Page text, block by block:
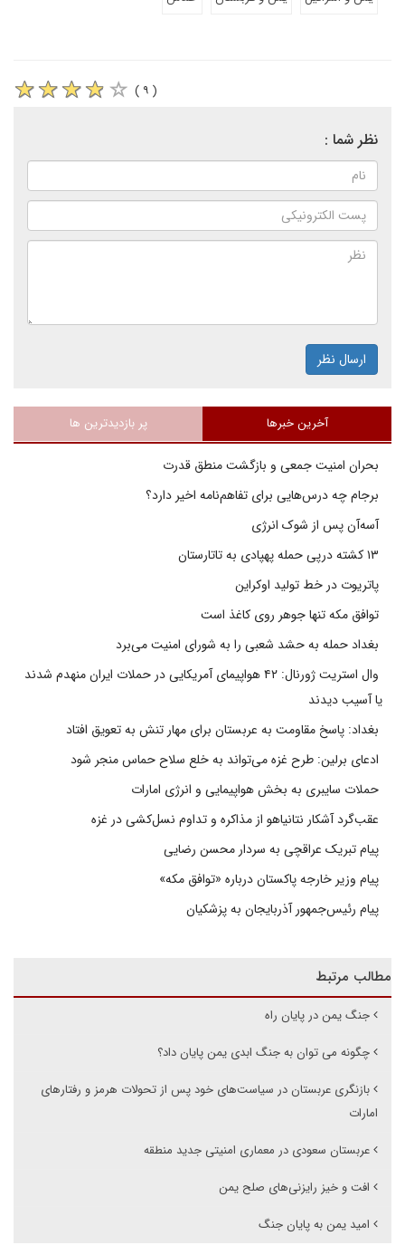
( ۹ )
نظر شما :
ارسال نظر
آخرین خبرها پر بازدیدترین ها
بحران امنیت جمعی و بازگشت منطق قدرت
برجام چه درس‌هایی برای تفاهم‌نامه اخیر دارد؟
آسه‌آن پس از شوک انرژی
پاتریوت در خط تولید اوکراین
توافق مکه تنها جوهر روی کاغذ است
بغداد حمله به حشد شعبی را به شورای امنیت می‌برد
وال استریت ژورنال: ۴۲ هواپیمای آمریکایی در حملات ایران منهدم شدند
یا آسیب دیدند
بغداد: پاسخ مقاومت به عربستان برای مهار تنش به تعویق افتاد
ادعای برلین: طرح غزه می‌تواند به خلع سلاح حماس منجر شود
حملات سایبری به بخش هواپیمایی و انرژی امارات
عقب‌گرد آشکار نتانیاهو از مذاکره و تداوم نسل‌کشی در غزه
پیام تبریک عراقچی به سردار محسن رضایی
پیام وزیر خارجه پاکستان درباره «توافق مکه»
پیام رئیس‌جمهور آذربایجان به پزشکیان
مطالب مرتبط
جنگ یمن در پایان راه
چگونه می توان به جنگ ابدی یمن پایان داد؟
بازنگری عربستان در سیاست‌های خود پس از تحولات هرمز و رفتارهای
امارات
عربستان سعودی در معماری امنیتی جدید منطقه
افت و خیز رایزنی‌های صلح یمن
امید یمن به پایان جنگ